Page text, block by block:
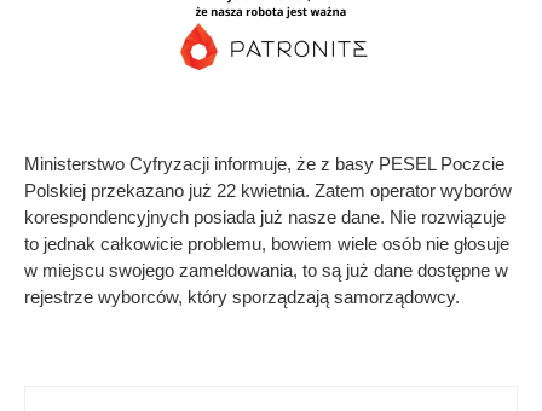
Ministerstwo Cyfryzacji informuje, że z basy PESEL Poczcie
Polskiej przekazano już 22 kwietnia. Zatem operator wyborów
korespondencyjnych posiada już nasze dane. Nie rozwiązuje
to jednak całkowicie problemu, bowiem wiele osób nie głosuje
w miejscu swojego zameldowania, to są już dane dostępne w
rejestrze wyborców, który sporządzają samorządowcy.